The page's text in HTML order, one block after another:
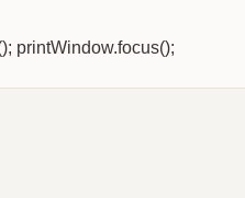
printWindow.focus();